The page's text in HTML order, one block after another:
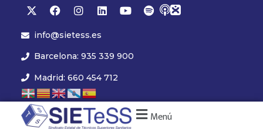
info@sietess.es
Barcelona: 935 339 900
Madrid: 660 454 712
Menú